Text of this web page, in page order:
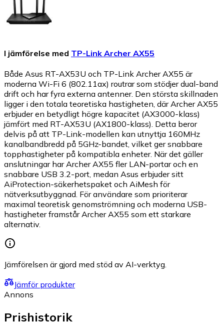
I jämförelse med TP-Link Archer AX55
Både Asus RT-AX53U och TP-Link Archer AX55 är
moderna Wi-Fi 6 (802.11ax) routrar som stödjer dual-band
drift och har fyra externa antenner. Den största skillnaden
ligger i den totala teoretiska hastigheten, där Archer AX55
erbjuder en betydligt högre kapacitet (AX3000-klass)
jämfört med RT-AX53U (AX1800-klass). Detta beror
delvis på att TP-Link-modellen kan utnyttja 160MHz
kanalbandbredd på 5GHz-bandet, vilket ger snabbare
topphastigheter på kompatibla enheter. När det gäller
anslutningar har Archer AX55 fler LAN-portar och en
snabbare USB 3.2-port, medan Asus erbjuder sitt
AiProtection-säkerhetspaket och AiMesh för
nätverksutbyggnad. För användare som prioriterar
maximal teoretisk genomströmning och moderna USB-
hastigheter framstår Archer AX55 som ett starkare
alternativ.
Jämförelsen är gjord med stöd av AI-verktyg.
Jämför produkter
Annons
Prishistorik